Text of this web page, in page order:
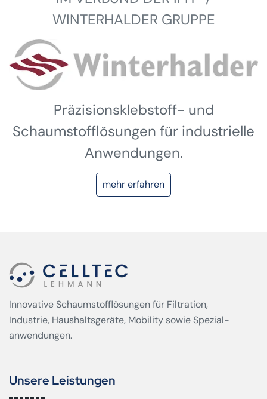
WINTERHALDER GRUPPE
Winterhalder
Präzisionsklebstoff- und
Schaumstofflösungen für industrielle
Anwendungen.
mehr erfahren
Innovative Schaumstofflösungen für Filtration,
Industrie, Haushaltsgeräte, Mobility sowie Spezial­
anwendungen.
Unsere Leistungen